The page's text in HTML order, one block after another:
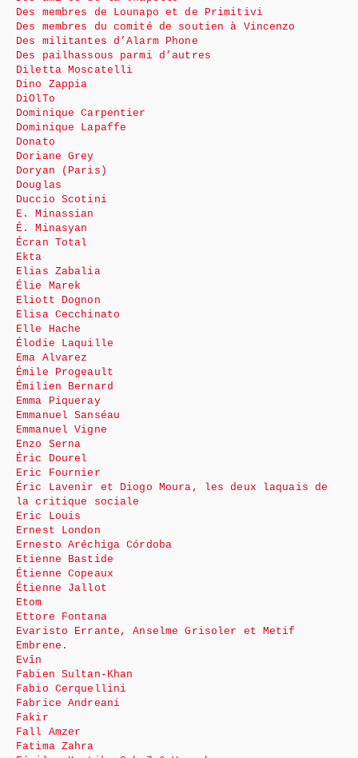
Des membres de Lounapo et de Primitivi
Des membres du comité de soutien à Vincenzo
Des militantes d’Alarm Phone
Des pailhassous parmi d’autres
Diletta Moscatelli
Dino Zappia
DiOlTo
Dominique Carpentier
Dominique Lapaffe
Donato
Doriane Grey
Doryan (Paris)
Douglas
Duccio Scotini
E. Minassian
É. Minasyan
Écran Total
Ekta
Elias Zabalia
Élie Marek
Eliott Dognon
Elisa Cecchinato
Elle Hache
Élodie Laquille
Ema Alvarez
Émile Progeault
Émilien Bernard
Emma Piqueray
Emmanuel Sanséau
Emmanuel Vigne
Enzo Serna
Éric Dourel
Eric Fournier
Éric Lavenir et Diogo Moura, les deux laquais de
la critique sociale
Eric Louis
Ernest London
Ernesto Aréchiga Córdoba
Etienne Bastide
Étienne Copeaux
Étienne Jallot
Etom
Ettore Fontana
Evaristo Errante, Anselme Grisoler et Metif
Embrene.
Evîn
Fabien Sultan-Khan
Fabio Cerquellini
Fabrice Andreani
Fakir
Fall Amzer
Fatima Zahra